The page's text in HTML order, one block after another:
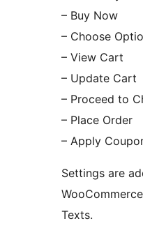
– Buy Now
– Choose
– View Cart
– Update Cart
– Proceed to
– Place Order
– Apply
Settings are
Texts.